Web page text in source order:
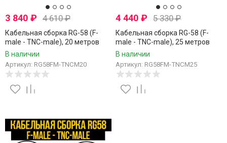
3 840 ₽ 4 610₽
Кабельная сборка RG-58 (F-
male - TNC-male), 20 метров
В наличии
Артикул: RG58FM-TNCM20
4 440₽ 5 330₽
Кабельная сборка RG-58 (F-
male - TNC-male), 25 метров
В наличии
Артикул: RG58FM-TNCM25